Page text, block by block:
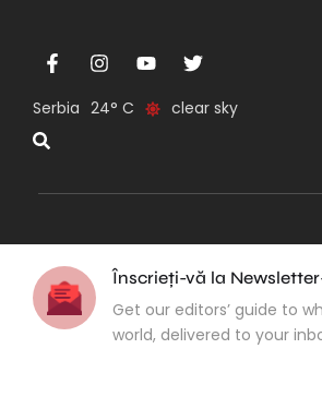
Serbia 24 clear sky
Înscrieți-vă la
Get our editors’ guide to
world, delivered to your